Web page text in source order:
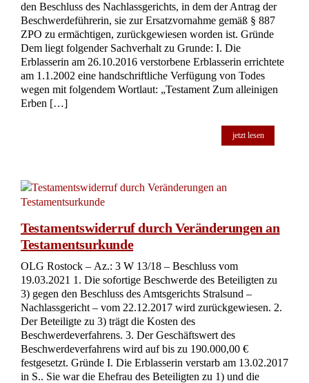
den Beschluss des Nachlassgerichts, in dem der Antrag der
Beschwerdeführerin, sie zur Ersatzvornahme gemäß § 887
ZPO zu ermächtigen, zurückgewiesen worden ist. Gründe
Dem liegt folgender Sachverhalt zu Grunde: I. Die
Erblasserin am 26.10.2016 verstorbene Erblasserin errichtete
am 1.1.2002 eine handschriftliche Verfügung von Todes
wegen mit folgendem Wortlaut: „Testament Zum alleinigen
Erben […]
jetzt lesen
Testamentswiderruf durch Veränderungen an
Testamentsurkunde
OLG Rostock – Az.: 3 W 13/18 – Beschluss vom
19.03.2021 1. Die sofortige Beschwerde des Beteiligten zu
3) gegen den Beschluss des Amtsgerichts Stralsund –
Nachlassgericht – vom 22.12.2017 wird zurückgewiesen. 2.
Der Beteiligte zu 3) trägt die Kosten des
Beschwerdeverfahrens. 3. Der Geschäftswert des
Beschwerdeverfahrens wird auf bis zu 190.000,00 €
festgesetzt. Gründe I. Die Erblasserin verstarb am 13.02.2017
in S.. Sie war die Ehefrau des Beteiligten zu 1) und die